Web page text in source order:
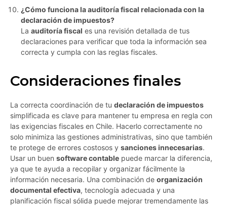
¿Cómo funciona la auditoría fiscal relacionada con la
declaración de impuestos?
La auditoría fiscal es una revisión detallada de tus
declaraciones para verificar que toda la información sea
correcta y cumpla con las reglas fiscales.
Consideraciones finales
La correcta coordinación de tu declaración de impuestos
simplificada es clave para mantener tu empresa en regla con
las exigencias fiscales en Chile. Hacerlo correctamente no
solo minimiza las gestiones administrativas, sino que también
te protege de errores costosos y sanciones innecesarias.
Usar un buen software contable puede marcar la diferencia,
ya que te ayuda a recopilar y organizar fácilmente la
información necesaria. Una combinación de organización
documental efectiva, tecnología adecuada y una
planificación fiscal sólida puede mejorar tremendamente las